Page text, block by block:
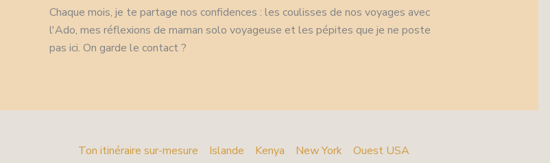
Chaque mois, je te partage nos confidences : les coulisses de nos voyages avec
l'Ado, mes réflexions de maman solo voyageuse et les pépites que je ne poste
pas ici. On garde le contact ?
Ton itinéraire sur-mesure Islande Kenya New York
Ouest USA